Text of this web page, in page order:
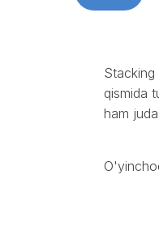
Stacking
qismida
ham